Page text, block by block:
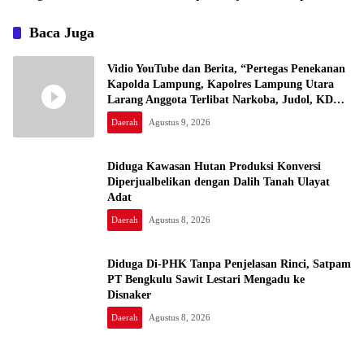
Baca Juga
Vidio YouTube dan Berita, “Pertegas Penekanan
Kapolda Lampung, Kapolres Lampung Utara
Larang Anggota Terlibat Narkoba, Judol, KDRT
dan Perselingkuhan”
Daerah Agustus 9, 2026
Diduga Kawasan Hutan Produksi Konversi
Diperjualbelikan dengan Dalih Tanah Ulayat
Adat
Daerah Agustus 8, 2026
Diduga Di-PHK Tanpa Penjelasan Rinci, Satpam
PT Bengkulu Sawit Lestari Mengadu ke
Disnaker
Daerah Agustus 8, 2026